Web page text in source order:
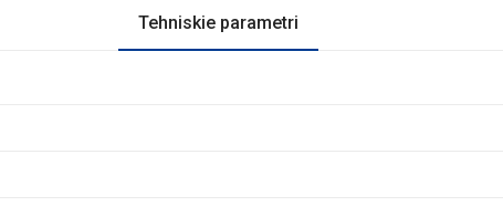
Tehniskie parametri